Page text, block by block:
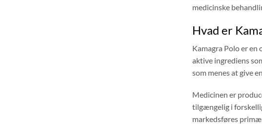
medicinske
Hvad er
Kamagra Polo er
aktive ingrediens
som menes at give
Medicinen er
tilgængelig i
markedsføres